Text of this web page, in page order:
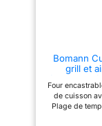
Bomann
grill et
Four
de cuisson
Plage de